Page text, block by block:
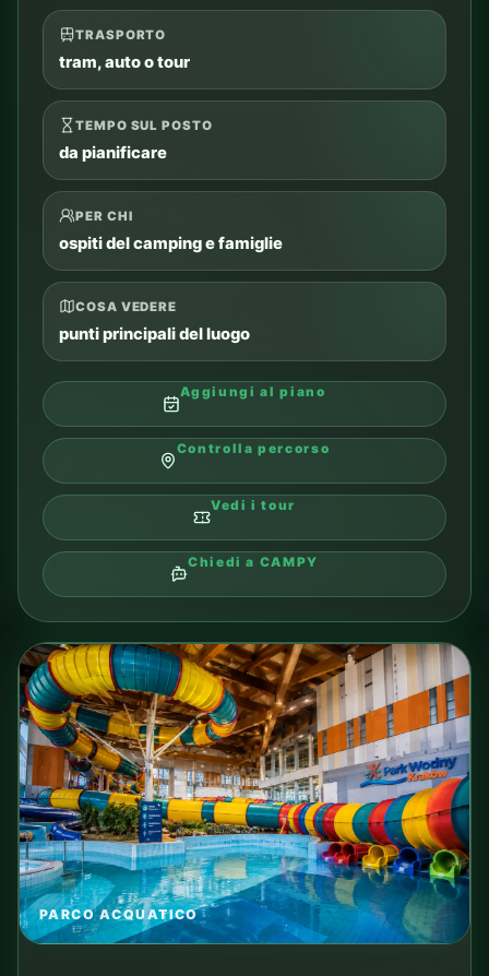
TRASPORTO
tram, auto o tour
TEMPO SUL POSTO
da pianificare
PER CHI
ospiti del camping e famiglie
COSA VEDERE
punti principali del luogo
Aggiungi al piano
Controlla percorso
Vedi i tour
Chiedi a CAMPY
PARCO ACQUATICO